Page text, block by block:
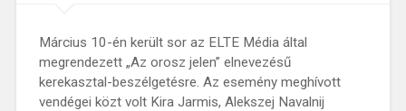
Március 10-én került sor az ELTE Média által
megrendezett „Az orosz jelen” elnevezésű
kerekasztal-beszélgetésre. Az esemény meghívott
vendégei közt volt Kira Jarmis, Alekszej Navalnij